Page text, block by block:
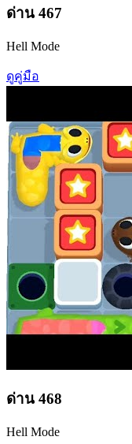
ด่าน 467
Hell Mode
ดูคู่มือ
ด่าน 468
Hell Mode